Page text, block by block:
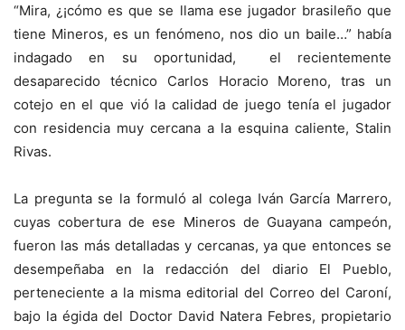
“Mira, ¿¡cómo es que se llama ese jugador brasileño que
tiene Mineros, es un fenómeno, nos dio un baile…” había
indagado en su oportunidad, el recientemente
desaparecido técnico Carlos Horacio Moreno, tras un
cotejo en el que vió la calidad de juego tenía el jugador
con residencia muy cercana a la esquina caliente, Stalin
Rivas.
La pregunta se la formuló al colega Iván García Marrero,
cuyas cobertura de ese Mineros de Guayana campeón,
fueron las más detalladas y cercanas, ya que entonces se
desempeñaba en la redacción del diario El Pueblo,
perteneciente a la misma editorial del Correo del Caroní,
bajo la égida del Doctor David Natera Febres, propietario